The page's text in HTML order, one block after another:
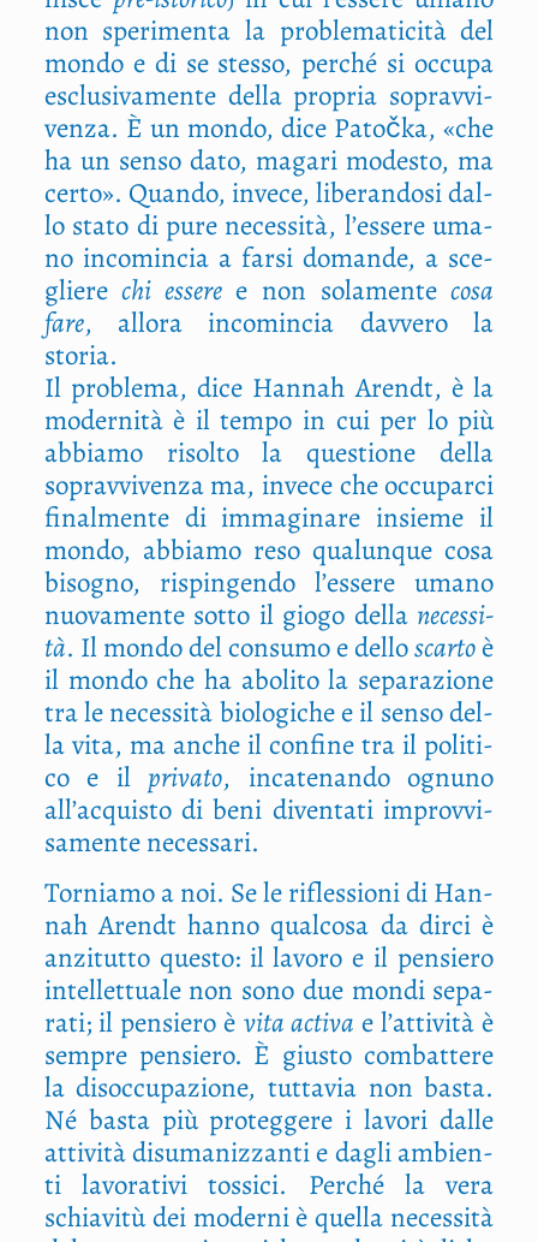
non spe­ri­men­ta la pro­ble­ma­ti­ci­tà del
mon­do e di se stes­so, per­ché si occu­pa
esclu­si­va­men­te del­la pro­pria soprav­vi­
ven­za. È un mon­do, dice Patoč­ka, «che
ha un sen­so dato, maga­ri mode­sto, ma
cer­to». Quan­do, inve­ce, libe­ran­do­si dal­
lo sta­to di pure neces­si­tà, l’essere uma­
no inco­min­cia a far­si doman­de, a sce­
glie­rechi esse­ree non sola­men­tecosa
fare, allo­ra inco­min­cia dav­ve­ro la
storia.
Il pro­ble­ma, dice Han­nah Arendt, è la
moder­ni­tà è il tem­po in cui per lo più
abbia­mo risol­to la que­stio­ne del­la
soprav­vi­ven­za ma, inve­ce che occu­par­ci
final­men­te di imma­gi­na­re insie­me il
mon­do, abbia­mo reso qua­lun­que cosa
biso­gno, rispin­gen­do l’essere uma­no
nuo­va­men­te sot­to il gio­go del­la neces­si­
tà. Il mon­do del con­su­mo e del­loscar­toè
il mon­do che ha abo­li­to la sepa­ra­zio­ne
tra le neces­si­tà bio­lo­gi­che e il sen­so del­
la vita, ma anche il con­fi­ne tra il poli­ti­
co e il pri­va­to, inca­te­nan­do ognu­no
all’acquisto di beni diven­ta­ti improv­vi­
sa­men­te necessari.
Tor­nia­mo a noi. Se le rifles­sio­ni di Han­
nah Arendt han­no qual­co­sa da dir­ci è
anzi­tut­to que­sto: il lavo­ro e il pen­sie­ro
intel­let­tua­le non sono due mon­di sepa­
ra­ti; il pen­sie­ro è vita acti­va e l’attività è
sem­pre pen­sie­ro. È giu­sto com­bat­te­re
la disoc­cu­pa­zio­ne, tut­ta­via non basta.
Né basta più pro­teg­ge­re i lavo­ri dal­le
atti­vi­tà disu­ma­niz­zan­ti e dagli ambien­
ti lavo­ra­ti­vi tos­si­ci. Per­ché la vera
schia­vi­tù dei moder­ni è quel­la neces­si­tà